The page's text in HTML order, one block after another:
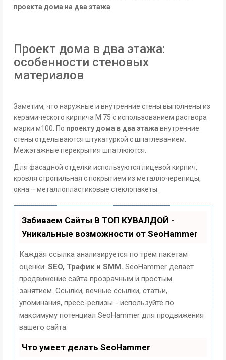
проекта дома на два этажа
Проект дома в два этажа:
особенности стеновых
материалов
Заметим, что наружные и внутренние стены выполнены из
керамического кирпича М 75 с использованием раствора
марки м100. По проекту дома в два этажа внутренние
стены отделываются штукатуркой с шпатлеванием.
Межэтажные перекрытия шпатлюются.
Для фасадной отделки используются лицевой кирпич,
кровля стропильная с покрытием из металлочерепицы,
окна – металлопластиковые стеклопакеты.
Забиваем Сайты В ТОП КУВАЛДОЙ -
Уникальные возможности от SeoHammer
Каждая ссылка анализируется по трем пакетам
оценки: SEO, Трафик и SMM. SeoHammer делает
продвижение сайта прозрачным и простым
занятием. Ссылки, вечные ссылки, статьи,
упоминания, пресс-релизы - используйте по
максимуму потенциал SeoHammer для продвижения
вашего сайта.
Что умеет делать SeoHammer